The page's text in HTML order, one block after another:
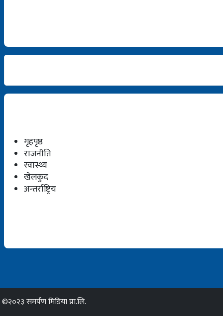
गृहपृष्ठ
राजनीति
स्वास्थ्य
खेलकुद
अन्तर्राष्ट्रिय
©२०२३ समर्पण मिडिया प्रा.लि.